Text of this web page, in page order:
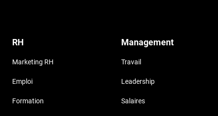
RH
Marketing RH
Emploi
Formation
Management
Travail
Leadership
Salaires